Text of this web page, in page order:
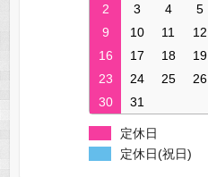
2
3 4 5
9
10 11 12
16
17 18 19
23
24 25 26
30
31
定休日
定休日(祝日)